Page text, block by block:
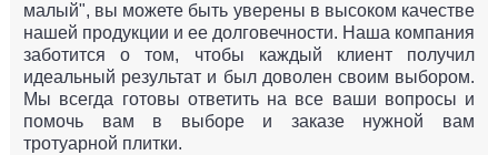
малый", вы можете быть уверены в высоком качестве
нашей продукции и ее долговечности. Наша компания
заботится о том, чтобы каждый клиент получил
идеальный результат и был доволен своим выбором.
Мы всегда готовы ответить на все ваши вопросы и
помочь вам в выборе и заказе нужной вам
тротуарной плитки.